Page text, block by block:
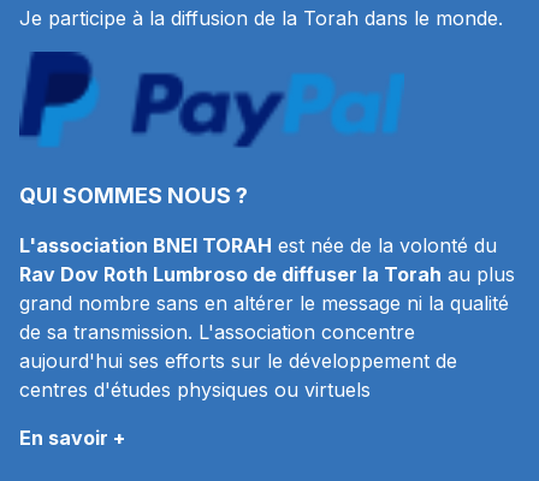
Je participe à la diffusion de la Torah dans le monde.
QUI SOMMES NOUS ?
L'association BNEI TORAH est née de la volonté du
Rav Dov Roth Lumbroso de diffuser la Torah au plus
grand nombre sans en altérer le message ni la qualité
de sa transmission. L'association concentre
aujourd'hui ses efforts sur le développement de
centres d'études physiques ou virtuels
En savoir +